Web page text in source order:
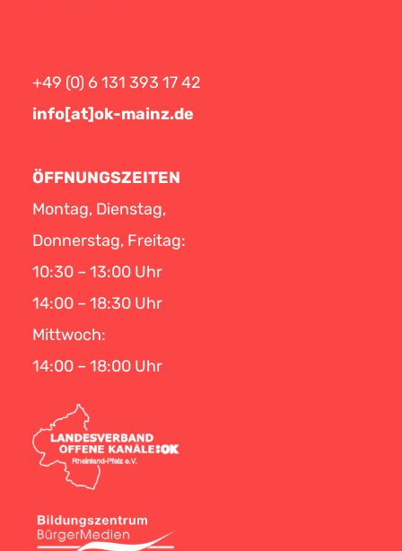
+49 (0) 6 131 393 17 42
info[at]ok-mainz.de
ÖFFNUNGSZEITEN
Montag, Dienstag,
Donnerstag, Freitag:
10:30 – 13:00 Uhr
14:00 – 18:30 Uhr
Mittwoch:
14:00 – 18:00 Uhr